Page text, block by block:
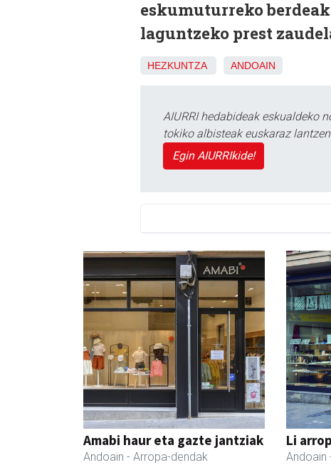
eskumuturreko
laguntzeko prest
HEZKUNTZA ANDOAIN
AIURRI hedabideak eskualdeko
tokiko albisteak euskaraz
Egin AIURRIkide!
Amabi haur eta gazte jantziak
Andoain - Arropa-dendak
Li
Andoain